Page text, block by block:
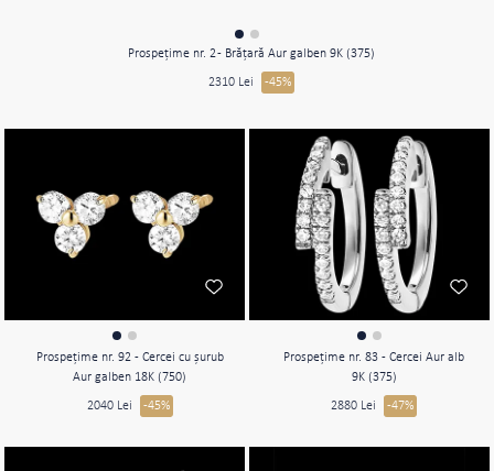
Prospeţime nr. 2 - Brăţară Aur galben 9K (375)
2310 Lei -45%
Prospeţime nr. 92 - Cercei cu şurub
Aur galben 18K (750)
2040 Lei -45%
Prospeţime nr. 83 - Cercei Aur alb
9K (375)
2880 Lei -47%